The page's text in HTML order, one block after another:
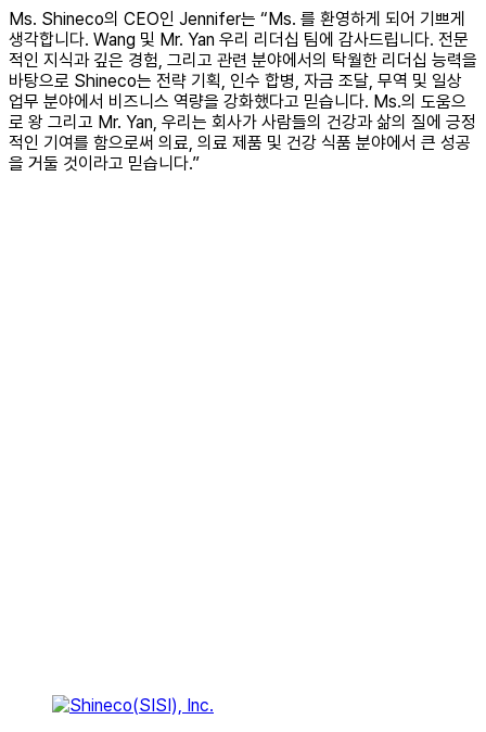
Ms. Shineco의 CEO인 Jennifer는 “Ms. 를 환영하게 되어 기쁘게
생각합니다. Wang 및 Mr. Yan 우리 리더십 팀에 감사드립니다. 전문
적인 지식과 깊은 경험, 그리고 관련 분야에서의 탁월한 리더십 능력을
바탕으로 Shineco는 전략 기획, 인수 합병, 자금 조달, 무역 및 일상
업무 분야에서 비즈니스 역량을 강화했다고 믿습니다. Ms.의 도움으
로 왕 그리고 Mr. Yan, 우리는 회사가 사람들의 건강과 삶의 질에 긍정
적인 기여를 함으로써 의료, 의료 제품 및 건강 식품 분야에서 큰 성공
을 거둘 것이라고 믿습니다.”